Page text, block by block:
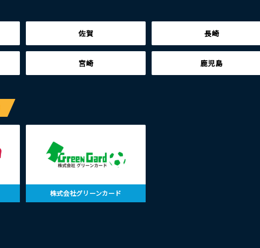
佐賀 長崎
宮崎 鹿児島
株式会社グリーンカード